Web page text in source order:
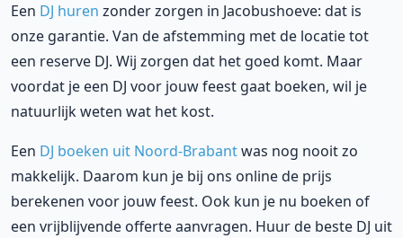
Een DJ huren zonder zorgen in Jacobushoeve: dat is
onze garantie. Van de afstemming met de locatie tot
een reserve DJ. Wij zorgen dat het goed komt. Maar
voordat je een DJ voor jouw feest gaat boeken, wil je
natuurlijk weten wat het kost.
Een DJ boeken uit Noord-Brabantwas nog nooit zo
makkelijk. Daarom kun je bij ons online de prijs
berekenen voor jouw feest. Ook kun je nu boeken of
een vrijblijvende offerte aanvragen. Huur de beste DJ uit